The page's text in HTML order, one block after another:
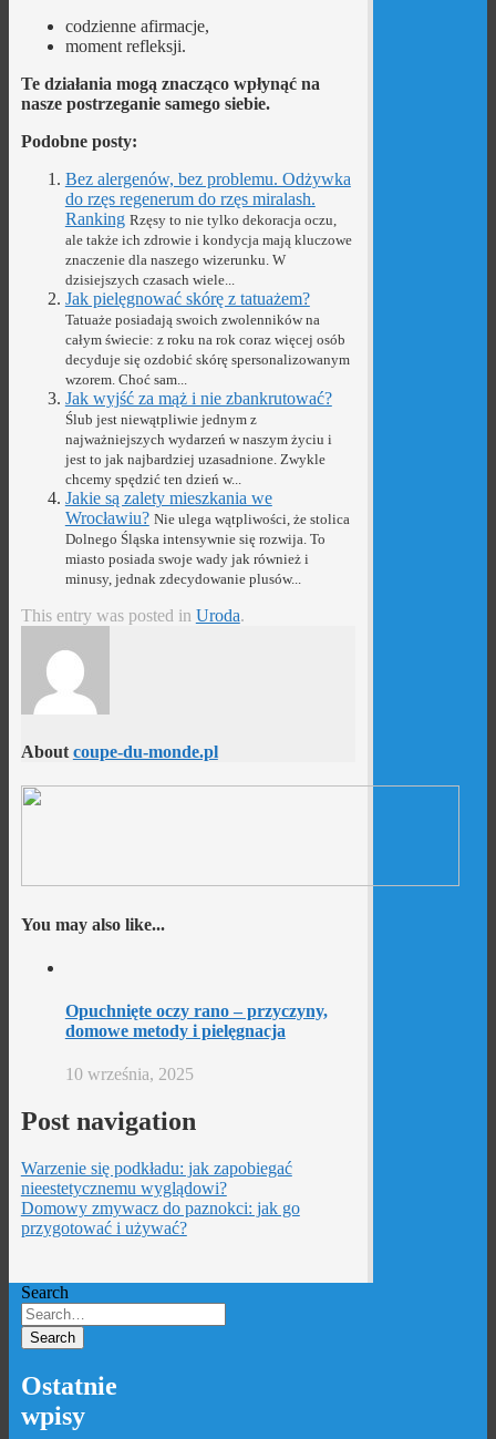
codzienne afirmacje,
moment refleksji.
Te działania mogą znacząco wpłynąć na
nasze postrzeganie samego siebie.
Podobne posty:
Bez alergenów, bez problemu. Odżywka
do rzęs regenerum do rzęs miralash.
Ranking Rzęsy to nie tylko dekoracja oczu,
ale także ich zdrowie i kondycja mają kluczowe
znaczenie dla naszego wizerunku. W
dzisiejszych czasach wiele...
Jak pielęgnować skórę z tatuażem?
Tatuaże posiadają swoich zwolenników na
całym świecie: z roku na rok coraz więcej osób
decyduje się ozdobić skórę spersonalizowanym
wzorem. Choć sam...
Jak wyjść za mąż i nie zbankrutować?
Ślub jest niewątpliwie jednym z
najważniejszych wydarzeń w naszym życiu i
jest to jak najbardziej uzasadnione. Zwykle
chcemy spędzić ten dzień w...
Jakie są zalety mieszkania we
Wrocławiu? Nie ulega wątpliwości, że stolica
Dolnego Śląska intensywnie się rozwija. To
miasto posiada swoje wady jak również i
minusy, jednak zdecydowanie plusów...
This entry was posted in Uroda.
About coupe-du-monde.pl
You may also like...
Opuchnięte oczy rano – przyczyny,
domowe metody i pielęgnacja
10 września, 2025
Post navigation
Warzenie się podkładu: jak zapobiegać
nieestetycznemu wyglądowi?
Domowy zmywacz do paznokci: jak go
przygotować i używać?
Search
Ostatnie
wpisy